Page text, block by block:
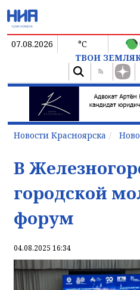
07.08.2026 °C
ТВОИ
Новости Красноярска
В
городской
форум
04.08.2025 16:34